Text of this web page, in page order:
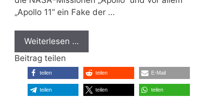
„Apollo 11“ ein Fake der …
Weiterlesen …
Beitrag teilen
teilen teilen E-Mail
teilen teilen teilen